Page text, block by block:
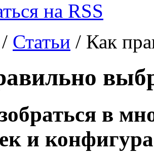
на RSS
/ Статьи / Как
в
и